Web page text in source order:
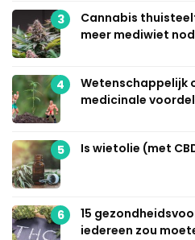
3
Cannabis
meer mediwiet
4
Wetenschappelijk
medicinale
5 Is wietolie (met
6
15
iedereen zou